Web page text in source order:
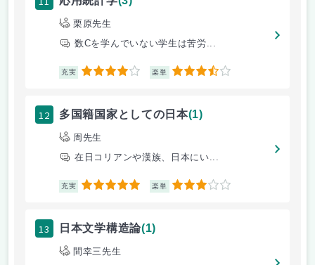
栗原先生
数Cを学んでいない学生は苦労...
充実 4 楽単 3.5
12 多国籍国家としての日本(1)
周先生
在日コリアンや漢族、日本にい...
充実 5 楽単 3
13 日本文学構造論(1)
間幸三先生